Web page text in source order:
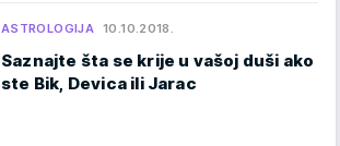
ASTROLOGIJA 10.10.2018.
Saznajte šta se krije u vašoj duši ako
ste Bik, Devica ili Jarac